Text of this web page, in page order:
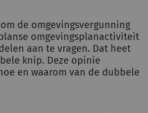
de omgevingsvergunning
omgevingsplanactiviteit
aan te vragen. Dat heet
knip. Deze opinie
en waarom van de dubbele